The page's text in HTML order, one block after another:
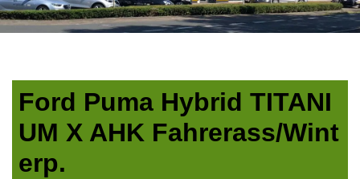
Ford Puma Hybrid TITANI
UM X AHK Fahrerass/Wint
erp.